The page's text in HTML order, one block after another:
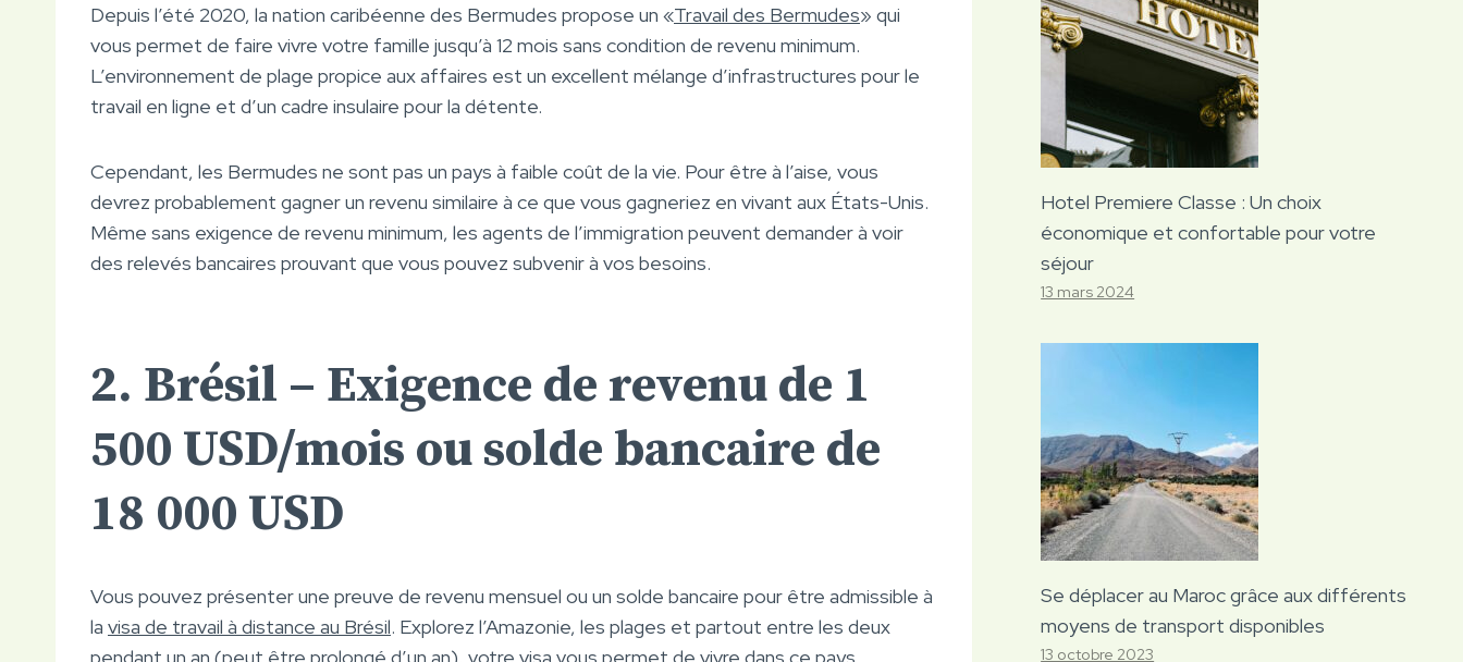
Depuis l’été 2020, la nation caribéenne des Bermudes propose un «Travail des Bermudes» qui
vous permet de faire vivre votre famille jusqu’à 12 mois sans condition de revenu minimum.
L’environnement de plage propice aux affaires est un excellent mélange d’infrastructures pour le
travail en ligne et d’un cadre insulaire pour la détente.
Cependant, les Bermudes ne sont pas un pays à faible coût de la vie. Pour être à l’aise, vous
devrez probablement gagner un revenu similaire à ce que vous gagneriez en vivant aux États-Unis.
Même sans exigence de revenu minimum, les agents de l’immigration peuvent demander à voir
des relevés bancaires prouvant que vous pouvez subvenir à vos besoins.
2. Brésil – Exigence de revenu de 1
500 USD/mois ou solde bancaire de
18 000 USD
Vous pouvez présenter une preuve de revenu mensuel ou un solde bancaire pour être admissible à
la visa de travail à distance au Brésil. Explorez l’Amazonie, les plages et partout entre les deux
pendant un an (peut être prolongé d’un an), votre visa vous permet de vivre dans ce pays
Hotel Premiere Classe : Un choix
économique et confortable pour votre
séjour
13 mars 2024
Se déplacer au Maroc grâce aux différents
moyens de transport disponibles
13 octobre 2023